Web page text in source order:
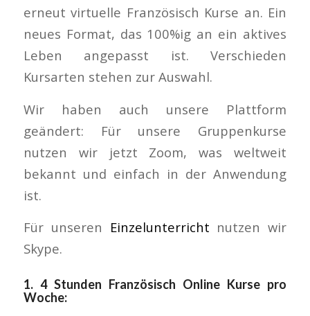
erneut virtuelle Französisch Kurse an. Ein
neues Format, das 100%ig an ein aktives
Leben angepasst ist. Verschieden
Kursarten stehen zur Auswahl.
Wir haben auch unsere Plattform
geändert: Für unsere Gruppenkurse
nutzen wir jetzt Zoom, was weltweit
bekannt und einfach in der Anwendung
ist.
Für unseren Einzelunterricht nutzen wir
Skype.
1. 4 Stunden Französisch Online Kurse pro
Woche: